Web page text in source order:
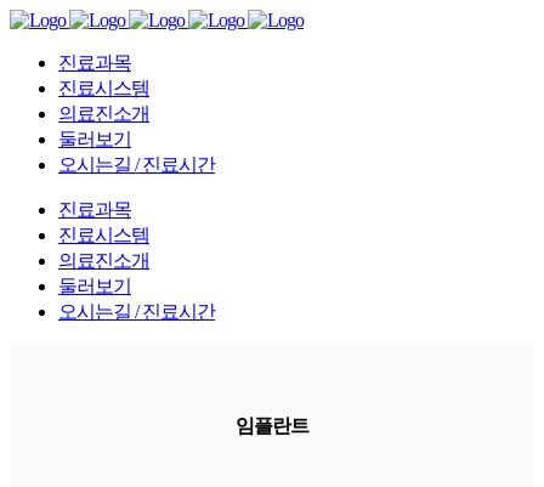
진료과목
진료시스템
의료진소개
둘러보기
오시는길 / 진료시간
진료과목
진료시스템
의료진소개
둘러보기
오시는길 / 진료시간
임플란트